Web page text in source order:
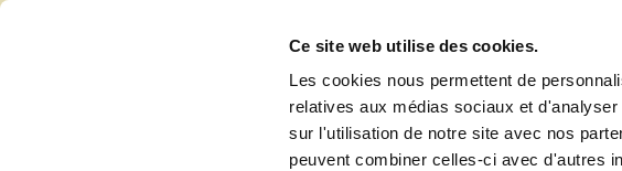
Ce site web utilise des cookies.
Les cookies nous permettent de
relatives aux médias sociaux et
sur l'utilisation de notre site avec nos
peuvent combiner celles-ci avec d'autres
Accueil